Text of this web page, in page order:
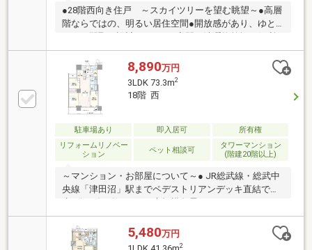
●28階西向き住戸 ～スカイツリーを望む眺望～●高層
階ならではの、明るい居住空間●開放感があり、ゆと
な浴室暖房乾燥機を設置●生ごみを粉砕処理できるデ
ィスポーザーをキッチンに搭載●食後の片付けを効率
化できる食器洗浄乾燥機を搭載●浄水器付で不純物を
低減し、安心して飲用や料理に利用できます●追い焚
き機能付きバスで省エネ性にも優れ、お湯張りの手間
を軽減します●東京ガスのTES式床暖房システムを導
入し、冬でもぽかぽか。
8,890万円
3LDK 73.3m2
18階 西
駐車場あり 即入居可
所有権
リフォームリノベー
ション
ペット相談可
タワーマンション
(階建20階以上)
～マンション・お部屋について～● JR総武線・総武中
央線「津田沼」駅までペデストリアンデッキ直結で徒
18階部分につき、開放的な眺望● 大切なペットと一緒
に暮らせる「ペット飼育可」 のマンションです。（※
飼育細則有）● ホテルライクな内廊下設計のマンショ
5,480万円
2